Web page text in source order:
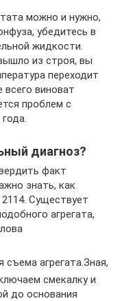
можно и нужно,
убедитесь в
жидкости.
из строя, вы
переходит
всего виноват
проблем с
диагноз?
факт
знать, как
Существует
агрегата,
агрегата.Зная,
смекалку и
до основания